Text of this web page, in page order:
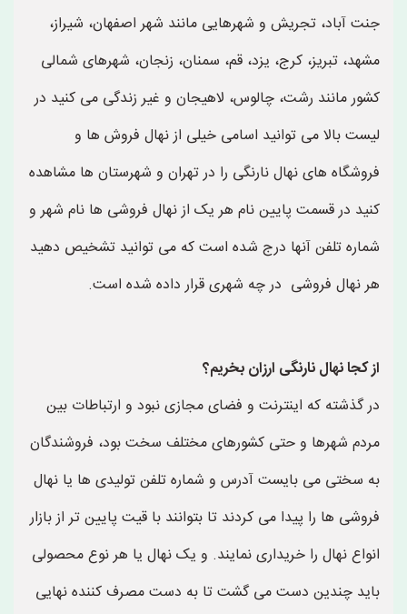
جنت آباد، تجریش و شهرهایی مانند شهر اصفهان، شیراز،
مشهد، تبریز، کرج، یزد، قم، سمنان، زنجان، شهرهای شمالی
کشور مانند رشت، چالوس، لاهیجان و غیر زندگی می کنید در
لیست بالا می توانید اسامی خیلی از نهال فروش ها و
فروشگاه های نهال نارنگی را در تهران و شهرستان ها مشاهده
کنید در قسمت پایین نام هر یک از نهال فروشی ها نام شهر و
شماره تلفن آنها درج شده است که می توانید تشخیص دهید
هر نهال فروشی در چه شهری قرار داده شده است.
از کجا نهال نارنگی ارزان بخریم؟
در گذشته که اینترنت و فضای مجازی نبود و ارتباطات بین
مردم شهرها و حتی کشورهای مختلف سخت بود، فروشندگان
به سختی می بایست آدرس و شماره تلفن تولیدی ها یا نهال
فروشی ها را پیدا می کردند تا بتوانند با قیت پایین تر از بازار
انواع نهال را خریداری نمایند. و یک نهال یا هر نوع محصولی
باید چندین دست می گشت تا به دست مصرف کننده نهایی